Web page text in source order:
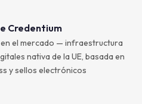
Credentium
el mercado — infraestructura
nativa de la UE, basada en
y sellos electrónicos